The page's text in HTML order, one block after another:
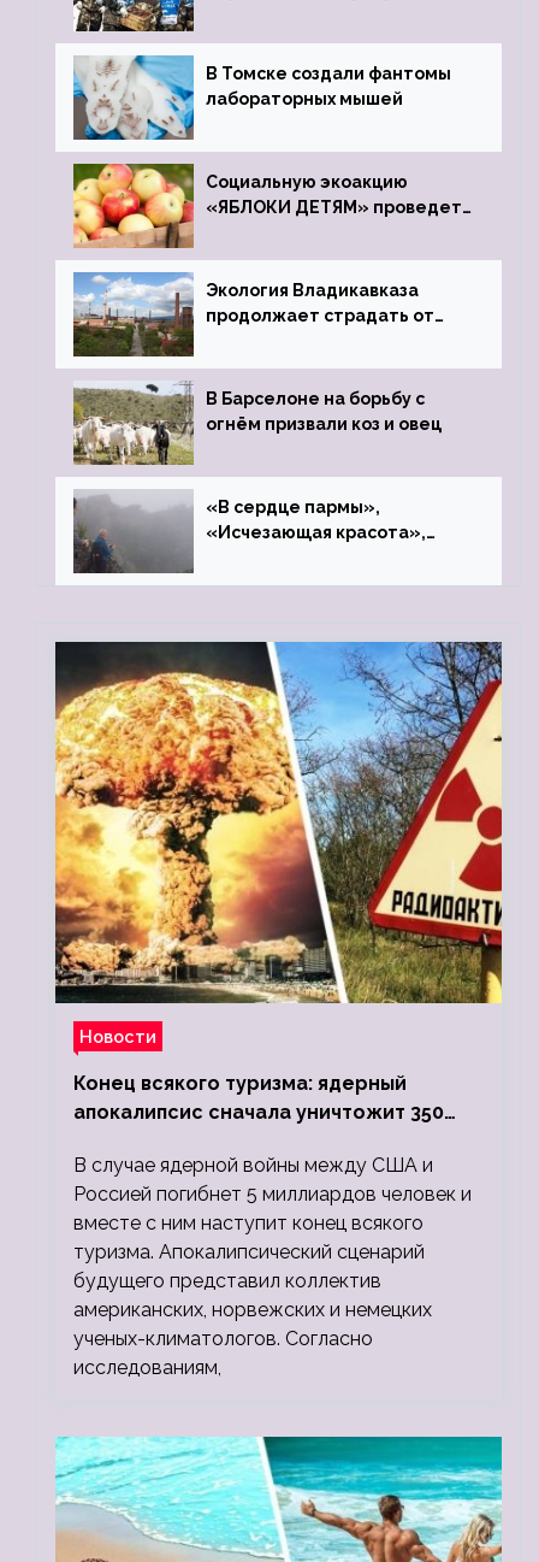
В Томске создали фантомы
лабораторных мышей
Социальную экоакцию
«ЯБЛОКИ ДЕТЯМ» проведет
Экология Владикавказа
продолжает страдать от
В Барселоне на борьбу с
огнём призвали коз и овец
«В сердце пармы»,
«Исчезающая красота»,
Новости
Конец всякого туризма: ядерный
апокалипсис сначала уничтожит 350
людей
В случае ядерной войны между США и
Россией погибнет 5 миллиардов человек и
вместе с ним наступит конец всякого
туризма. Апокалипсический сценарий
будущего представил коллектив
американских, норвежских и немецких
ученых-климатологов. Согласно
исследованиям,